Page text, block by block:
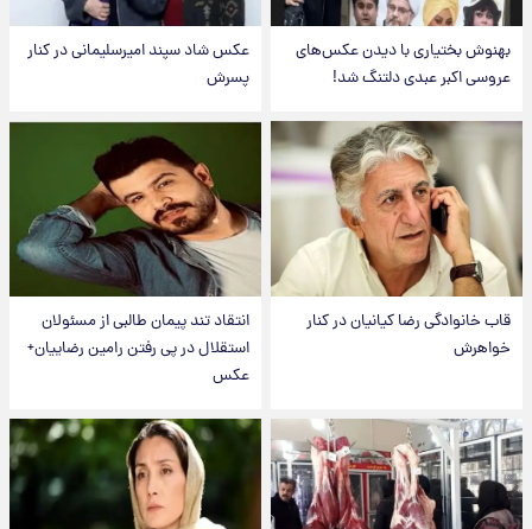
بهنوش بختیاری با دیدن عکس‌های
عروسی اکبر عبدی دلتنگ شد!
عکس شاد سپند امیرسلیمانی در کنار
پسرش
قاب خانوادگی رضا کیانیان در کنار
خواهرش
انتقاد تند پیمان طالبی از مسئولان
استقلال در پی رفتن رامین رضاییان+
عکس